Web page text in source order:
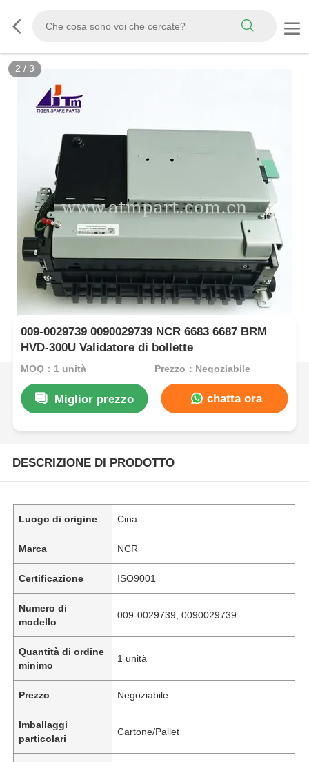
2 / 3
009-0029739 0090029739 NCR 6683 6687 BRM
HVD-300U Validatore di bollette
MOQ：1 unità Prezzo：Negoziabile
Miglior prezzo chatta ora
DESCRIZIONE DI PRODOTTO
Luogo di origine Cina
Marca NCR
Certificazione ISO9001
Numero di
modello
009-0029739, 0090029739
Quantità di ordine
minimo
1 unità
Prezzo Negoziabile
Imballaggi
particolari
Cartone/Pallet